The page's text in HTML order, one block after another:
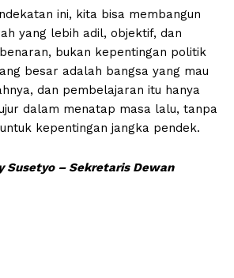
ini, kita bisa membangun
yang lebih adil, objektif, dan
bukan kepentingan politik
besar adalah bangsa yang mau
dan pembelajaran itu hanya
dalam menatap masa lalu, tanpa
kepentingan jangka pendek.
Susetyo – Sekretaris Dewan